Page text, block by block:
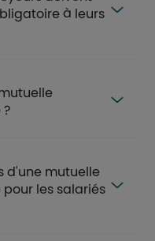
à leurs
d'une mutuelle
les salariés